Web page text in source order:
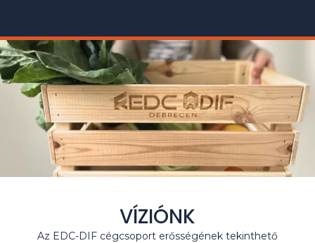
VÍZIÓNK
Az EDC-DIF cégcsoport erősségének tekinthető